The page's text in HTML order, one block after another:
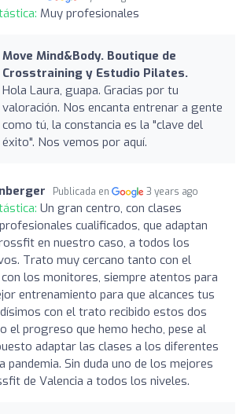
Muy profesionales
Move Mind&Body. Boutique de
Crosstraining y Estudio Pilates.
Hola Laura, guapa. Gracias por tu
valoración. Nos encanta entrenar a gente
como tú, la constancia es la "clave del
éxito". Nos vemos por aquí.
Publicada en 3 years ago
Un gran centro, con clases
cualificados, que adaptan
en nuestro caso, a todos los
Trato muy cercano tanto con el
los monitores, siempre atentos para
entrenamiento para que alcances tus
con el trato recibido estos dos
el progreso que hemo hecho, pese al
adaptar las clases a los diferentes
pandemia. Sin duda uno de los mejores
de Valencia a todos los niveles.